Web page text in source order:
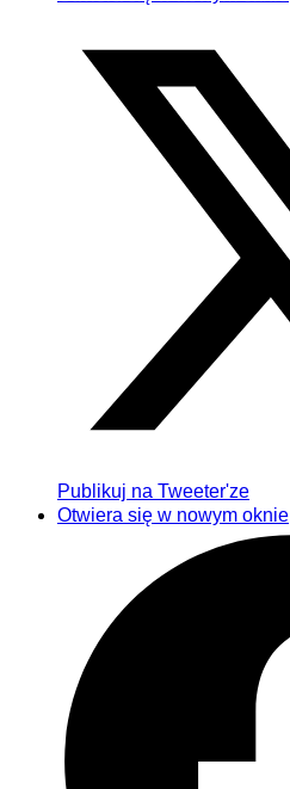
Publikuj na Tweeter'ze
Otwiera się w nowym oknie